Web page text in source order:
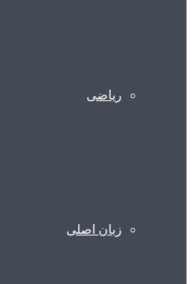
ریاضی
زبان اصلی